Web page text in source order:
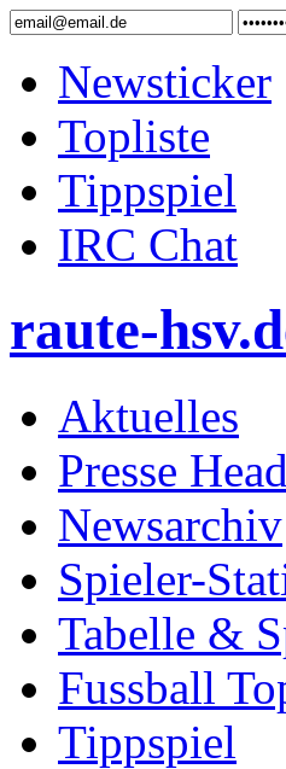
Newsticker
Topliste
Tippspiel
IRC Chat
raute-
Aktuelles
Presse
Newsarchiv
Spieler-
Tabelle &
Fussball
Tippspiel